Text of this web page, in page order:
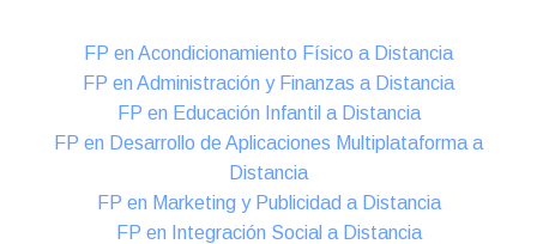
FP en Acondicionamiento Físico a Distancia
FP en Administración y Finanzas a Distancia
FP en Educación Infantil a Distancia
FP en Desarrollo de Aplicaciones Multiplataforma a
Distancia
FP en Marketing y Publicidad a Distancia
FP en Integración Social a Distancia